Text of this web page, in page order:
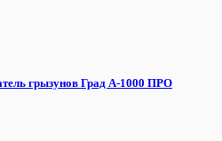
грызунов Град А-1000 ПРО